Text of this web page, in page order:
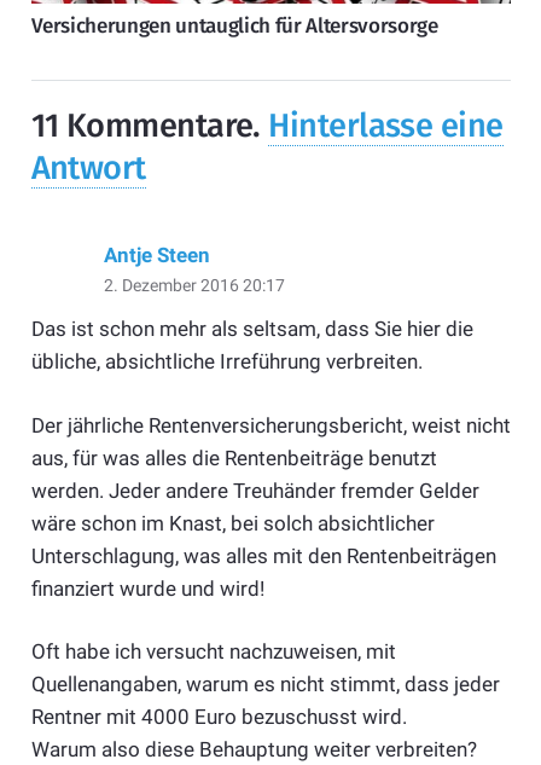
Versicherungen untauglich für Altersvorsorge
11 Kommentare. Hinterlasse eine
Antwort
Antje Steen
2. Dezember 2016 20:17
Das ist schon mehr als seltsam, dass Sie hier die
übliche, absichtliche Irreführung verbreiten.
Der jährliche Rentenversicherungsbericht, weist nicht
aus, für was alles die Rentenbeiträge benutzt
werden. Jeder andere Treuhänder fremder Gelder
wäre schon im Knast, bei solch absichtlicher
Unterschlagung, was alles mit den Rentenbeiträgen
finanziert wurde und wird!
Oft habe ich versucht nachzuweisen, mit
Quellenangaben, warum es nicht stimmt, dass jeder
Rentner mit 4000 Euro bezuschusst wird.
Warum also diese Behauptung weiter verbreiten?